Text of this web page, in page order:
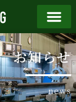
お知らせ
news